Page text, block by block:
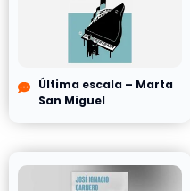
Última escala – Marta
San Miguel